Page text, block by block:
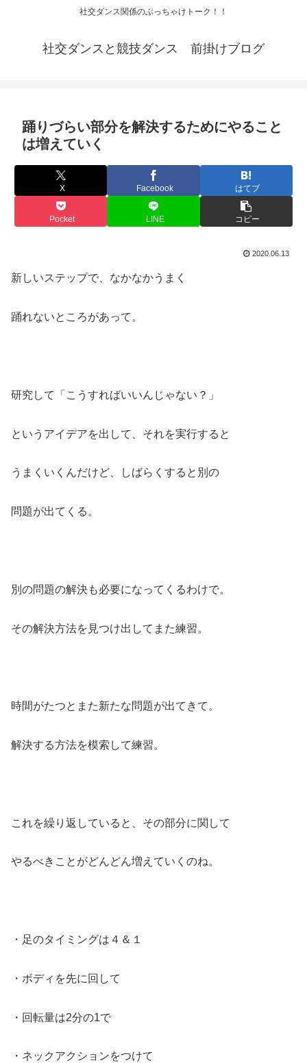
社交ダンス関係のぶっちゃけトーク！！
社交ダンスと競技ダンス 前掛けブログ
踊りづらい部分を解決するためにやること
は増えていく
X Facebook はてブ
Pocket LINE コピー
2020.06.13
新しいステップで、なかなかうまく
踊れないところがあって。
研究して「こうすればいいんじゃない？」
というアイデアを出して、それを実行すると
うまくいくんだけど、しばらくすると別の
問題が出てくる。
別の問題の解決も必要になってくるわけで。
その解決方法を見つけ出してまた練習。
時間がたつとまた新たな問題が出てきて。
解決する方法を模索して練習。
これを繰り返していると、その部分に関して
やるべきことがどんどん増えていくのね。
・足のタイミングは４＆１
・ボディを先に回して
・回転量は2分の1で
・ネックアクションをつけて